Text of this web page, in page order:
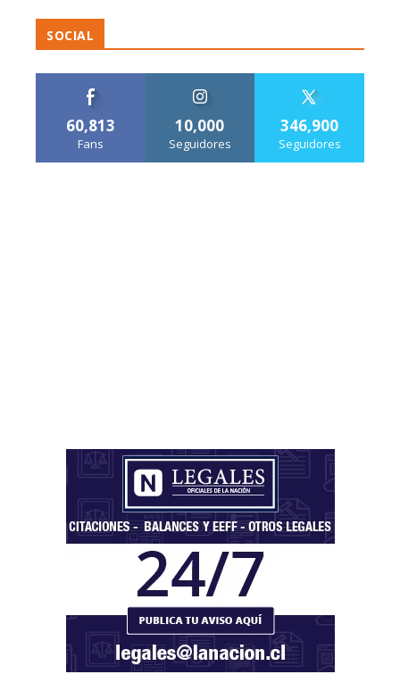
SOCIAL
60,813
Fans
10,000
Seguidores
346,900
Seguidores